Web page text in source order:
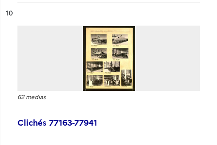
n°
10
62 medias
Clichés 77163-77941